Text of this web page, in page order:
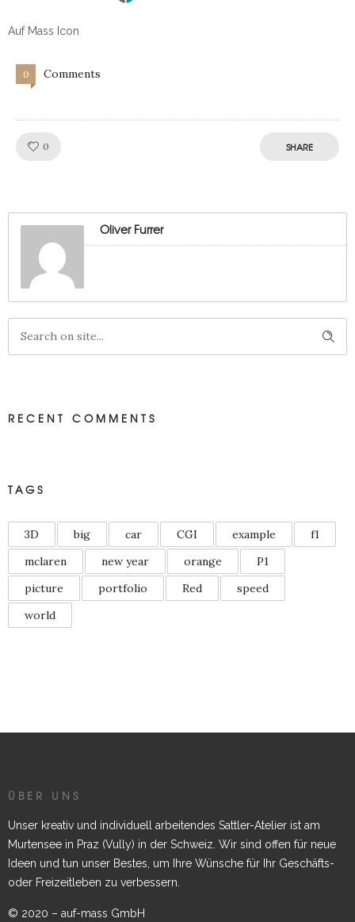
Auf Mass Icon
0 Comments
0 SHARE
Oliver Furrer
RECENT COMMENTS
TAGS
3D big car CGI example
f1
mclaren
new year orange
P1
picture
portfolio Red
speed
world
ÜBER UNS
Unser kreativ und individuell arbeitendes Sattler-Atelier ist am
Murtensee in Praz (Vully) in der Schweiz. Wir sind offen für neue
Ideen und tun unser Bestes, um Ihre Wünsche für Ihr Geschäfts-
oder Freizeitleben zu verbessern.
© 2020 – auf-mass GmbH